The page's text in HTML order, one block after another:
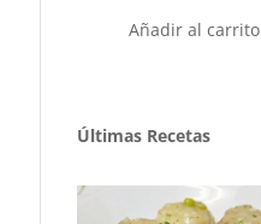
Añadir al carrito
Últimas Recetas